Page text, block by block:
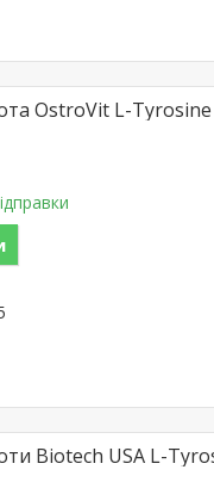
OstroVit L-Tyrosine
Biotech USA L-